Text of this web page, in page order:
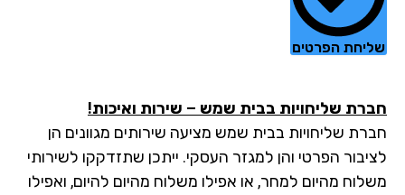
הפרטים
שליחויות בבית שמש – שירות ואיכות!
שליחויות בבית שמש מציעה שירותים מגוונים הן
הפרטי והן למגזר העסקי. ייתכן שתזדקקו לשירותי
מהיום למחר, או אפילו משלוח מהיום להיום, ואפילו